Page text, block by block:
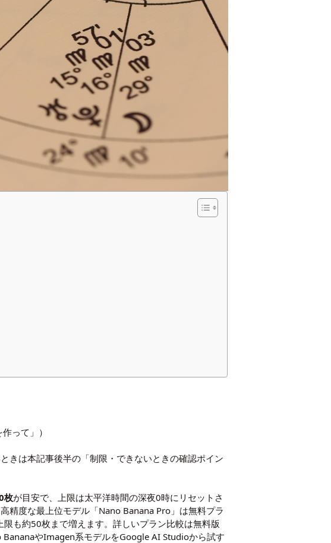
って」）
きは本記事後半の「制限・できないときの確認ポイン
枚が目安で、上限は太平洋時間の深夜0時にリセットさ
精度な最上位モデル「Nano Banana Pro」は無料プラ
も約50枚まで増えます。詳しいプラン比較は無料版
BananaやImagen系モデルをGoogle AI Studioから試す